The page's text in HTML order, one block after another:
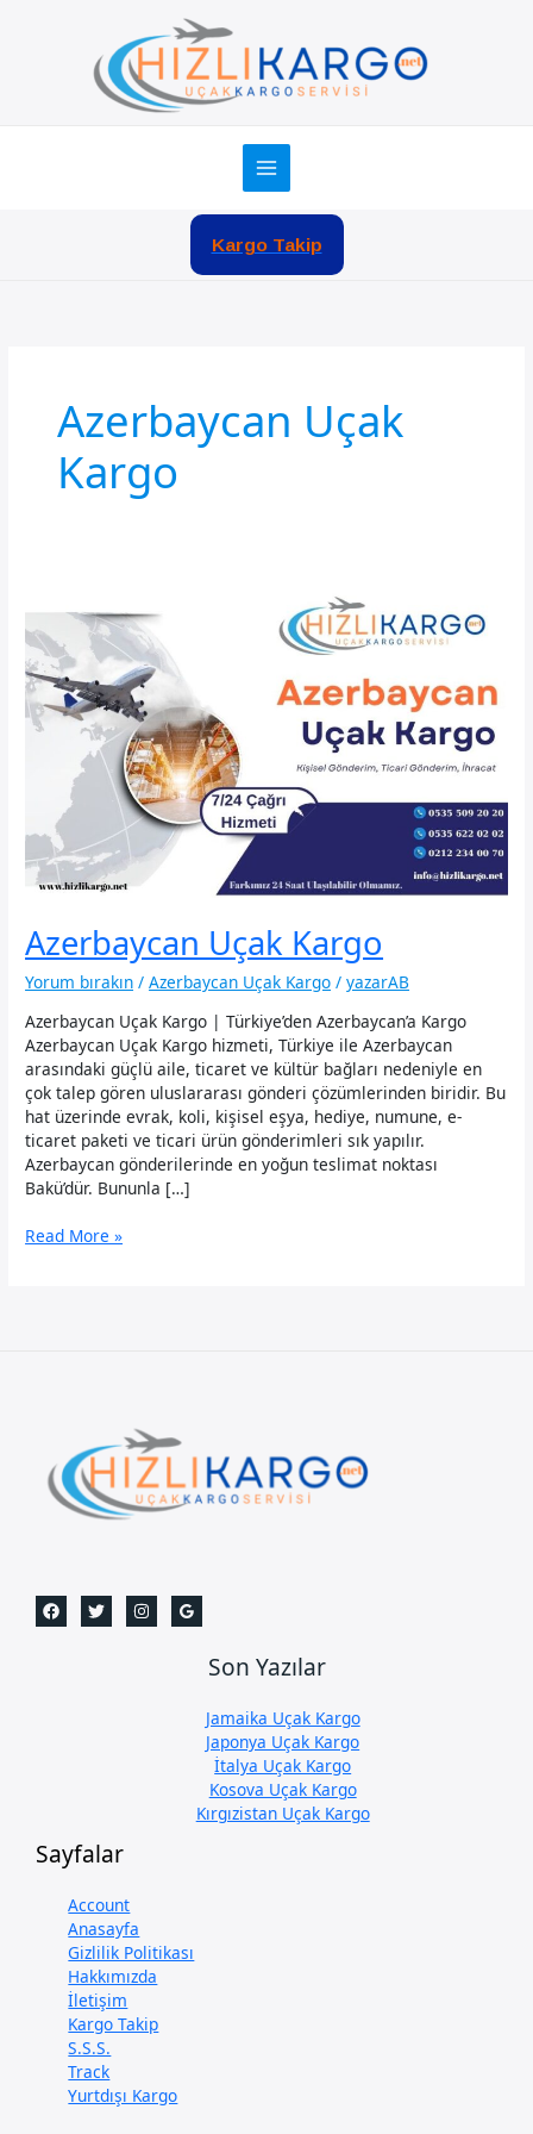
Kargo Takip
Azerbaycan Uçak
Kargo
Azerbaycan Uçak Kargo
Yorum bırakın /Azerbaycan Uçak Kargo /yazarAB
Azerbaycan Uçak Kargo | Türkiye’den Azerbaycan’a Kargo
Azerbaycan Uçak Kargo hizmeti, Türkiye ile Azerbaycan
arasındaki güçlü aile, ticaret ve kültür bağları nedeniyle en
çok talep gören uluslararası gönderi çözümlerinden biridir. Bu
hat üzerinde evrak, koli, kişisel eşya, hediye, numune, e-
ticaret paketi ve ticari ürün gönderimleri sık yapılır.
Azerbaycan gönderilerinde en yoğun teslimat noktası
Bakü’dür. Bununla […]
Azerbaycan
Read More »
Son Yazılar
Jamaika Uçak Kargo
Japonya Uçak Kargo
İtalya Uçak Kargo
Kosova Uçak Kargo
Kırgızistan Uçak Kargo
Sayfalar
Account
Anasayfa
Gizlilik Politikası
Hakkımızda
İletişim
Kargo Takip
S.S.S.
Track
Yurtdışı Kargo